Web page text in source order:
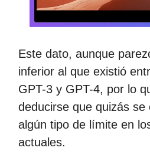
Este dato, aunque
inferior al que existió
GPT-3 y GPT-4, por lo
deducirse que quizás se
algún tipo de límite en
actuales.